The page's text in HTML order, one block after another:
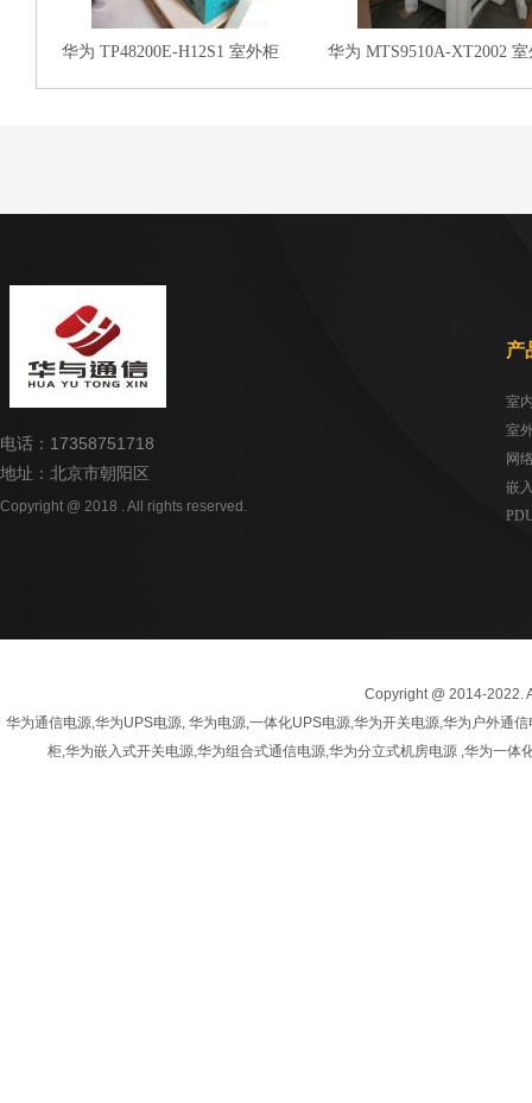
华为 TP48200E-H12S1 室外柜
华为 MTS9510A-XT2002
网
嵌
电话：17358751718
地址：北京市朝阳区
Copyright @ 2018 . All rights reserved.
产
Copyright @ 2014-2022.
华为通信电源,华为UPS电源, 华为电源,一体化UPS电源,华为开关电源,华为户外通
柜,华为嵌入式开关电源,华为组合式通信电源,华为分立式机房电源 ,华为一